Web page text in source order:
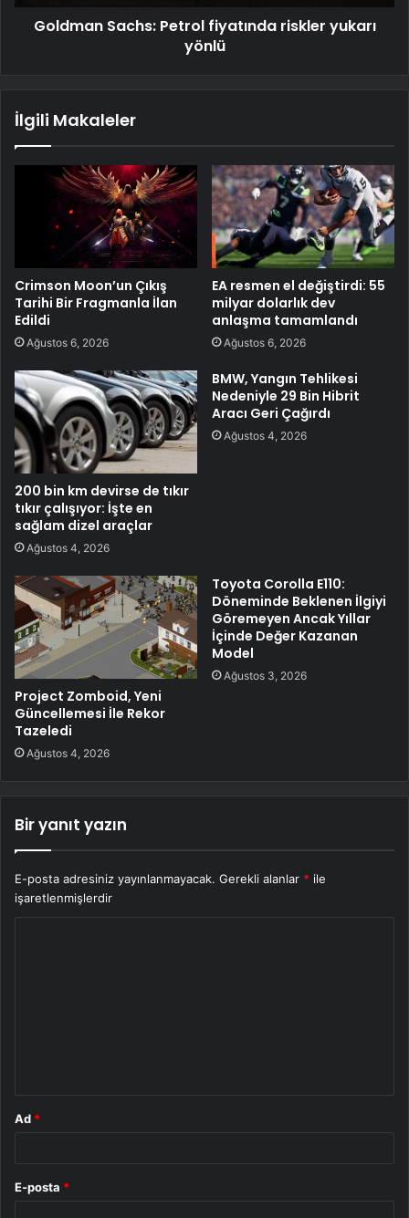
Goldman Sachs: Petrol fiyatında riskler yukarı
yönlü
İlgili Makaleler
Crimson Moon’un Çıkış
Tarihi Bir Fragmanla İlan
Edildi
Ağustos 6, 2026
EA resmen el değiştirdi: 55
milyar dolarlık dev
anlaşma tamamlandı
Ağustos 6, 2026
200 bin km devirse de tıkır
tıkır çalışıyor: İşte en
sağlam dizel araçlar
Ağustos 4, 2026
BMW, Yangın Tehlikesi
Nedeniyle 29 Bin Hibrit
Aracı Geri Çağırdı
Ağustos 4, 2026
Project Zomboid, Yeni
Güncellemesi İle Rekor
Tazeledi
Ağustos 4, 2026
Toyota Corolla E110:
Döneminde Beklenen İlgiyi
Göremeyen Ancak Yıllar
İçinde Değer Kazanan
Model
Ağustos 3, 2026
Bir yanıt yazın
E-posta adresiniz yayınlanmayacak. Gerekli alanlar * ile
işaretlenmişlerdir
Ad *
E-posta *